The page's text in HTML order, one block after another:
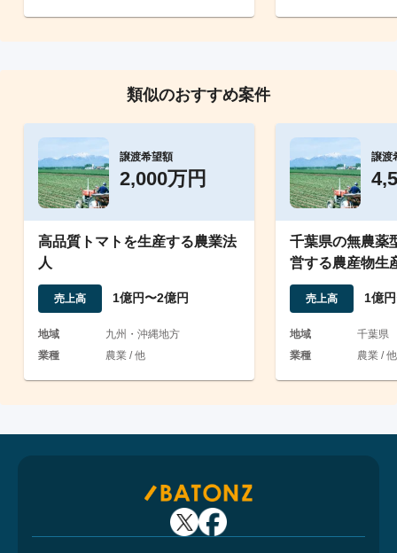
類似のおすすめ案件
譲渡希望額
2,000万円
高品質トマトを生産する農業法
人
売上高 1億円〜2億円
地域
九州・沖縄地方
業種
農業 / 他
譲渡
千葉県の無農薬
営する農産物生
売上高 1億
地域
千葉県
業種
農業 / 他